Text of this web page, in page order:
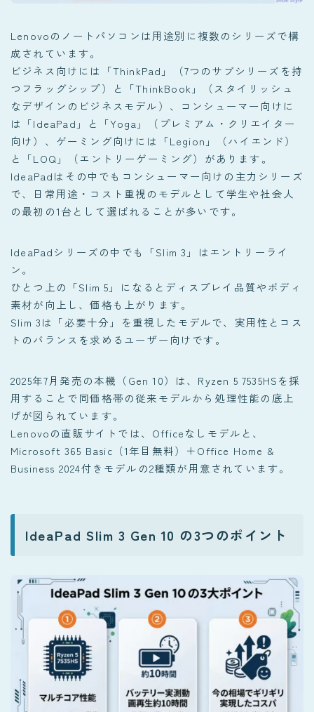
Lenovoのノートパソコンは用途別に複数のシリーズで構
成されています。
ビジネス向けには「ThinkPad」（7つのサブシリーズを持
つフラッグシップ）と「ThinkBook」（スタイリッシュ
なデザインのビジネスモデル）、コンシューマー向けに
は「IdeaPad」と「Yoga」（プレミアム・クリエイター
向け）、ゲーミング向けには「Legion」（ハイエンド）
と「LOQ」（エントリーゲーミング）があります。
IdeaPadはその中でもコンシューマー向けの主力シリーズ
で、日常用途・コスト重視のモデルとして学生や社会人
の最初の1台として選ばれることが多いです。
IdeaPadシリーズの中でも「Slim 3」はエントリーライ
ン。
ひとつ上の「Slim 5」になるとディスプレイ品質やボディ
素材が向上し、価格も上がります。
Slim 3は「必要十分」を重視したモデルで、実用性とコス
トのバランスを求めるユーザー向けです。
2025年7月発売の本機（Gen 10）は、Ryzen 5 7535HSを採
用することで同価格帯の従来モデルから処理性能の底上
げが図られています。
Lenovoの直販サイトでは、Officeなしモデルと、
Microsoft 365 Basic（1年目無料）＋Office Home &
Business 2024付きモデルの2種類が用意されています。
IdeaPad Slim 3 Gen 10 の3つのポイント